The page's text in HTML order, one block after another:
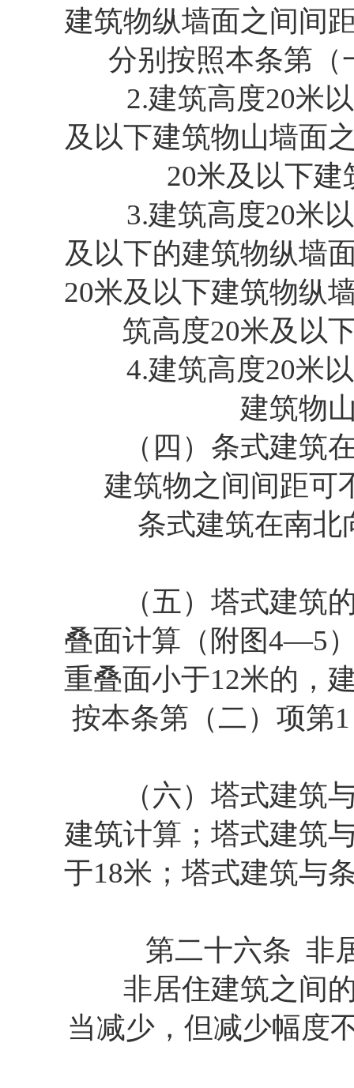
建筑物纵墙面之间间
分别按照本条第（
2.建筑高度20米以
及以下建筑物山墙面
20米及以下
3.建筑高度20米以
及以下的建筑物纵墙
20米及以下建筑物纵
筑高度20米及以
4.建筑高度20米以
建筑物
（四）条式建筑在
建筑物之间间距可
条式建筑在南北向
（五）塔式建筑的
叠面计算（附图4—5
重叠面小于12米的，
按本条第（二）项第
（六）塔式建筑与
建筑计算；塔式建筑
于18米；塔式建筑与
第二十六条 非居
非居住建筑之间的
当减少，但减少幅度